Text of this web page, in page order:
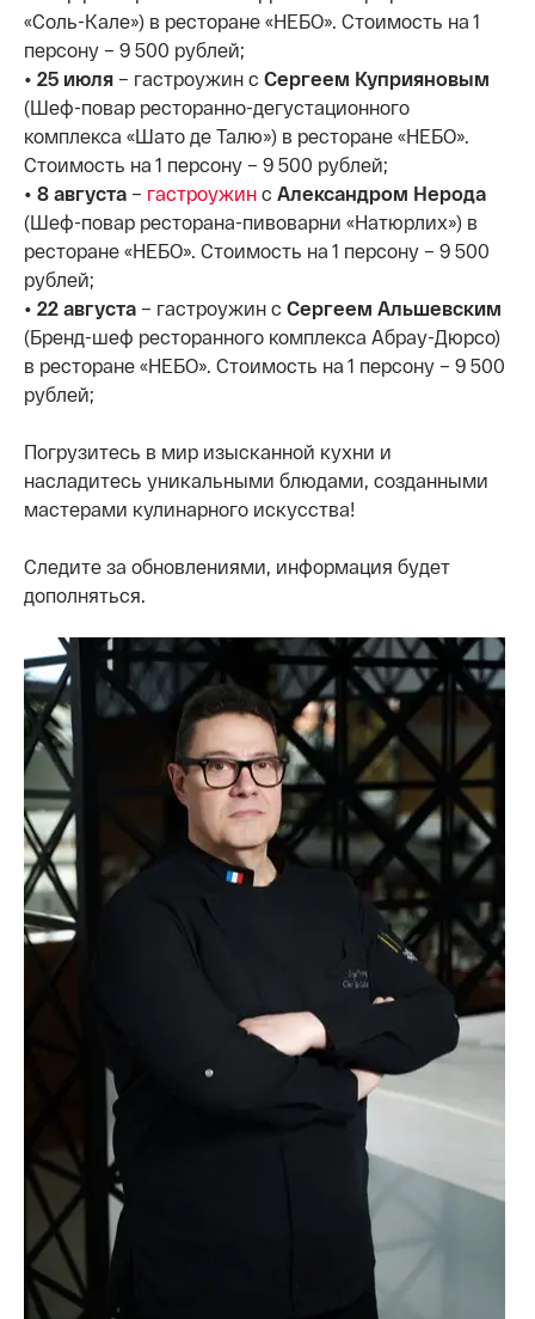
«Соль-Кале») в ресторане «НЕБО». Стоимость на 1
персону – 9 500 рублей;
• 25 июля – гастроужин с Сергеем Куприяновым
(Шеф-повар ресторанно-дегустационного
комплекса «Шато де Талю») в ресторане «НЕБО».
Стоимость на 1 персону – 9 500 рублей;
• 8 августа – гастроужин с Александром Нерода
(Шеф-повар ресторана-пивоварни «Натюрлих») в
ресторане «НЕБО». Стоимость на 1 персону – 9 500
рублей;
• 22 августа – гастроужин с Сергеем Альшевским
(Бренд-шеф ресторанного комплекса Абрау-Дюрсо)
в ресторане «НЕБО». Стоимость на 1 персону – 9 500
рублей;
Погрузитесь в мир изысканной кухни и
насладитесь уникальными блюдами, созданными
мастерами кулинарного искусства!
Следите за обновлениями, информация будет
дополняться.